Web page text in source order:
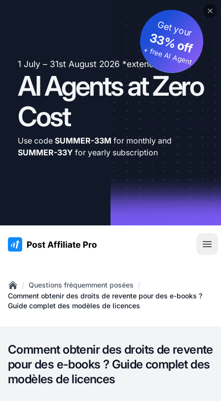
1 July – 31st August 2026 *extended
AI Agents at Zero
Cost
Get your
33% off
+ free AI Agent
Use code SUMMER-33M for monthly and
SUMMER-33Y for yearly subscription
:site.title
Home
/ Questions fréquemment posées /
Comment obtenir des droits de revente pour des e-books ?
Guide complet des modèles de licences
Comment obtenir des droits de revente
pour des e-books ? Guide complet des
modèles de licences